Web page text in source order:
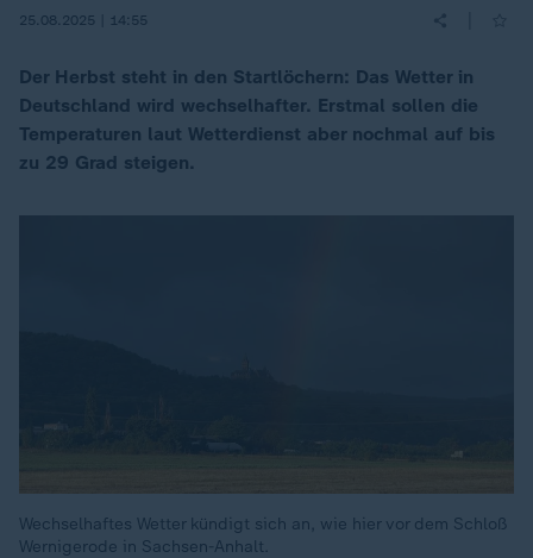
25.08.2025 | 14:55
Der Herbst steht in den Startlöchern: Das Wetter in
Deutschland wird wechselhafter. Erstmal sollen die
Temperaturen laut Wetterdienst aber nochmal auf bis
zu 29 Grad steigen.
Wechselhaftes Wetter kündigt sich an, wie hier vor dem Schloß
Wernigerode in Sachsen-Anhalt.